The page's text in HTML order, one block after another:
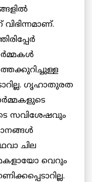
ഗൃഹാതുരത
സവിശേഷവും
ചില
വെറും